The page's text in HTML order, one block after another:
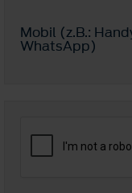
Mobil (z.B.:
WhatsApp)